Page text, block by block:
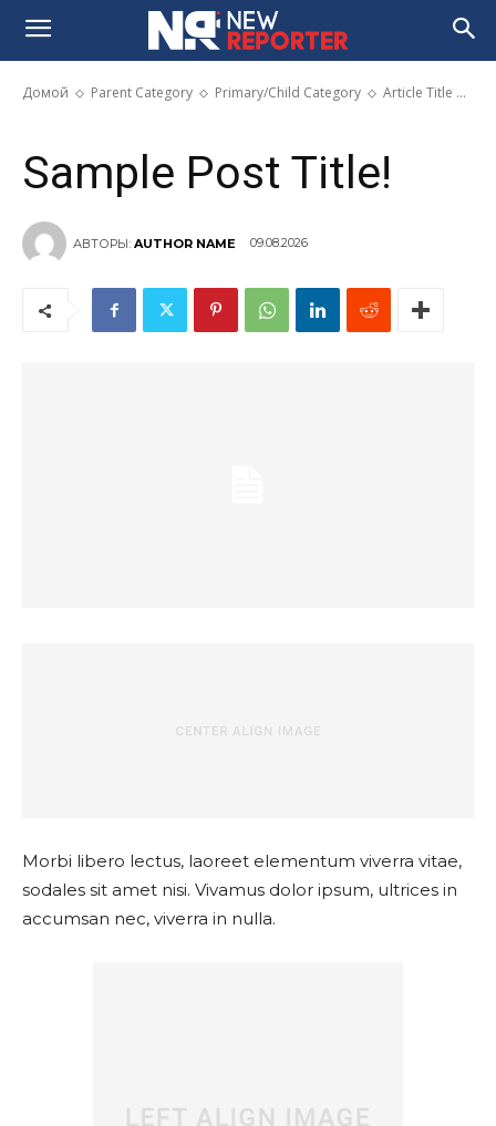
Домой Parent Category Primary/Child Category Article Title ...
Sample Post Title!
Sample Post Title!
АВТОРЫ: AUTHOR NAME 09.08.2026
Morbi libero lectus, laoreet elementum viverra vitae,
sodales sit amet nisi. Vivamus dolor ipsum, ultrices in
accumsan nec, viverra in nulla.